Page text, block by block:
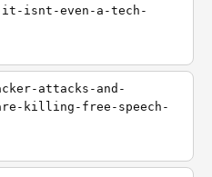
isnt-even-a-tech-
attacks-and-
killing-free-speech-